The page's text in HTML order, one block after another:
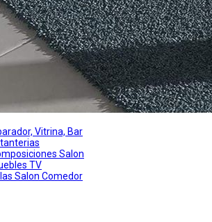
Vitrina, Bar
Salon
TV
Salon Comedor